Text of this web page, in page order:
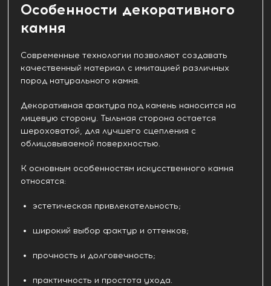
Особенности декоративного
камня
Современные технологии позволяют создавать
качественный материал с имитацией различных
пород натурального камня.
Декоративная фактура под камень наносится на
лицевую сторону. Тыльная сторона остается
шероховатой, для лучшего сцепления с
облицовываемой поверхностью.
К основным особенностям искусственного камня
относятся:
эстетическая привлекательность;
широкий выбор фактур и оттенков;
прочность и долговечность;
практичность и простота ухода.